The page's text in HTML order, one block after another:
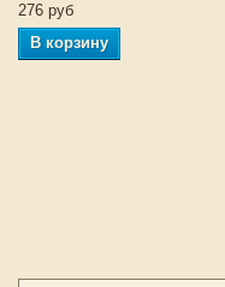
276 руб
В корзину